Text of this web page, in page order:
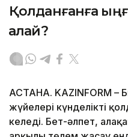
Қолданғанға
қалай?
АСТАНА. KAZINFORM –
жүйелері күнделікті
келеді. Бет-әлпет,